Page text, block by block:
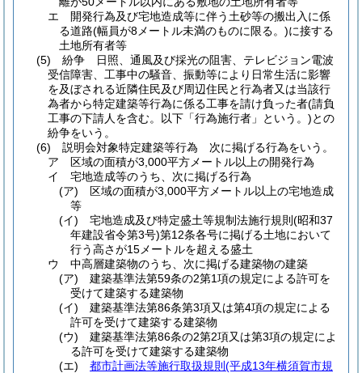
エ
開発行為及び宅地造成等に伴う土砂等の搬出入に係
る道路(幅員が8メートル未満のものに限る。)に接する
土地所有者等
(5)
紛争 日照、通風及び採光の阻害、テレビジョン電波
受信障害、工事中の騒音、振動等により日常生活に影響
を及ぼされる近隣住民及び周辺住民と行為者又は当該行
為者から特定建築等行為に係る工事を請け負った者(請負
工事の下請人を含む。以下「行為施行者」という。)との
紛争をいう。
(6)
説明会対象特定建築等行為 次に掲げる行為をいう。
ア
区域の面積が3,000平方メートル以上の開発行為
イ
宅地造成等のうち、次に掲げる行為
(ア)
区域の面積が3,000平方メートル以上の宅地造成
等
(イ)
宅地造成及び特定盛土等規制法施行規則(昭和37
年建設省令第3号)第12条各号に掲げる土地において
行う高さが15メートルを超える盛土
ウ
中高層建築物のうち、次に掲げる建築物の建築
(ア)
建築基準法第59条の2第1項の規定による許可を
受けて建築する建築物
(イ)
建築基準法第86条第3項又は第4項の規定による
許可を受けて建築する建築物
(ウ)
建築基準法第86条の2第2項又は第3項の規定によ
る許可を受けて建築する建築物
(エ)
都市計画法等施行取扱規則(平成13年横須賀市規